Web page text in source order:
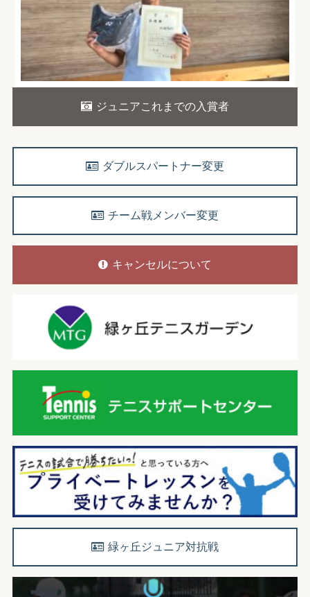
ジュニアこれまでの入賞者
ダブルスパートナー変更
チーム戦メンバー変更
キャンセルについて
緑ヶ丘ジュニア対抗戦